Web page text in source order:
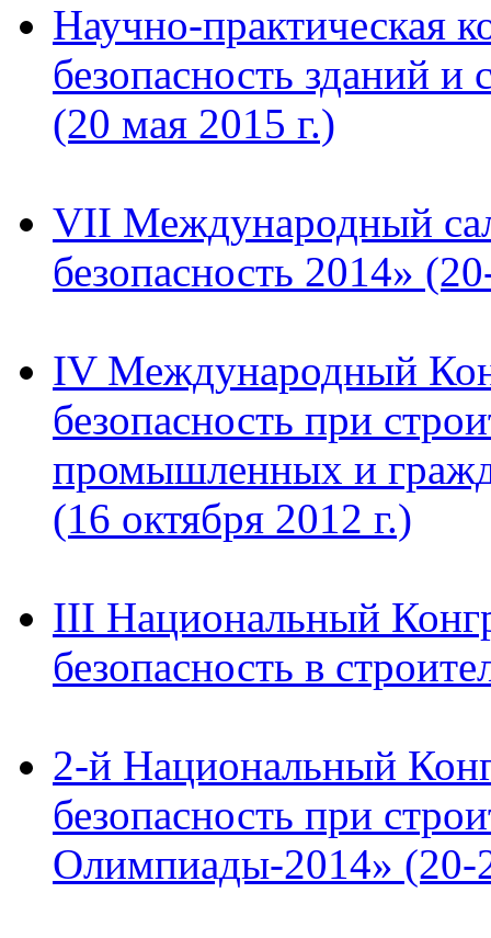
Научно-практическая
безопасность зданий
(20 мая 2015 г.)
VII Международный
безопасность 2014»
IV Международный
безопасность при
промышленных и
(16 октября 2012 г.)
III Национальный
безопасность в
2-й Национальный
безопасность при
Олимпиады-2014» (20-